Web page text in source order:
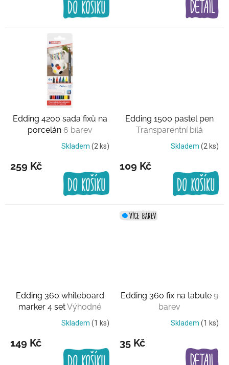
Edding 4200 sada fixů na
porcelán 6 barev
Skladem (2 ks)
259 Kč
Edding 1500 pastel pen
Transparentní bílá
Skladem (2 ks)
109 Kč
Edding 360 whiteboard
marker 4 setVýhodné
baleníSkladem (1 ks)
149 Kč
Edding 360 fix na tabule 9
barev
Skladem (1 ks)
35 Kč